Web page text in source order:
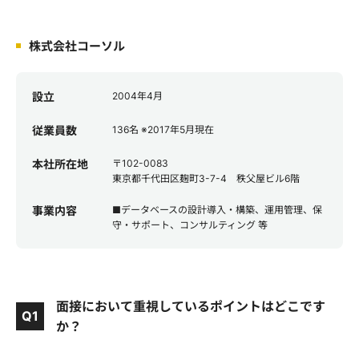
株式会社コーソル
設立 2004年4月
従業員数 136名 ※2017年5月現在
本社所在地
〒102-0083
東京都千代田区麹町3-7-4 秩父屋ビル6階
事業内容
■データベースの設計導入・構築、運用管理、保
守・サポート、コンサルティング 等
Q1
面接において重視しているポイントはどこです
か？